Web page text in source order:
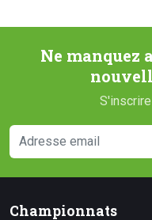
Ne manquez
Championnats